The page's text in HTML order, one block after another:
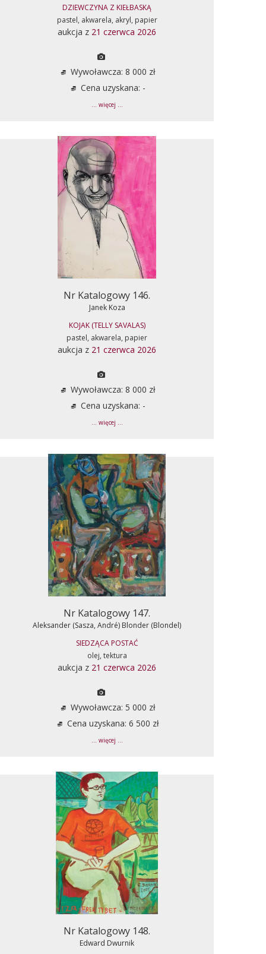
DZIEWCZYNA Z KIEŁBASKĄ
pastel, akwarela, akryl, papier
aukcja z 21 czerwca 2026
Wywoławcza: 8 000 zł
Cena uzyskana: -
... więcej ...
Nr Katalogowy 146.
Janek Koza
KOJAK (TELLY SAVALAS)
pastel, akwarela, papier
aukcja z 21 czerwca 2026
Wywoławcza: 8 000 zł
Cena uzyskana: -
... więcej ...
Nr Katalogowy 147.
Aleksander (Sasza, André) Blonder (Blondel)
SIEDZĄCA POSTAĆ
olej, tektura
aukcja z 21 czerwca 2026
Wywoławcza: 5 000 zł
Cena uzyskana: 6 500 zł
... więcej ...
Nr Katalogowy 148.
Edward Dwurnik